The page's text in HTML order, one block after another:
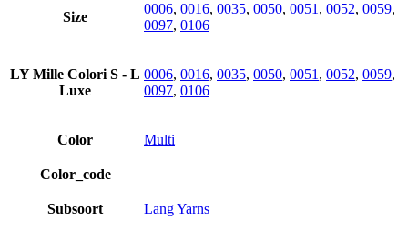
Size
0006, 0016, 0035, 0050, 0051 , 0052, 0059,
0097, 0106
LY Mille Colori S - L
Luxe
0006, 0016, 0035, 0050, 0051 , 0052, 0059,
0097, 0106
Color Multi
Color_code
Subsoort Lang Yarns